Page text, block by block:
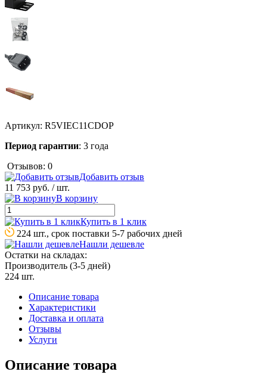
Артикул: R5VIEC11CDOP
Период гарантии: 3 года
Отзывов: 0
Добавить отзыв
11 753 руб. / шт.
В корзину
Купить в 1 клик
224 шт., срок поставки 5-7 рабочих дней
Нашли дешевле
Остатки на складах:
Производитель (3-5 дней)
224 шт.
Описание товара
Характеристики
Доставка и оплата
Отзывы
Услуги
Описание товара